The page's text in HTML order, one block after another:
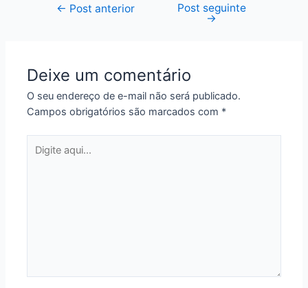
Navegação
← Post anterior Post seguinte
→
Deixe um comentário
O seu endereço de e-mail não será publicado.
Campos obrigatórios são marcados com *
aqui...